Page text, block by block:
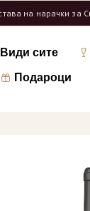
на нарачки за
Види сите
Подароци